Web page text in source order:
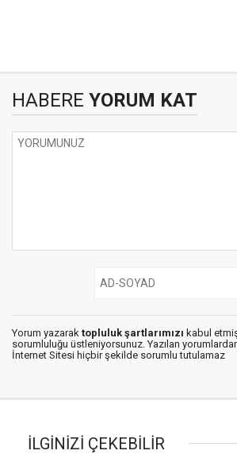
HABERE YORUM KAT
Yorum yazarak topluluk şartlarımızı kabul
sorumluluğu üstleniyorsunuz. Yazılan
İnternet Sitesi hiçbir şekilde sorumlu tutulamaz